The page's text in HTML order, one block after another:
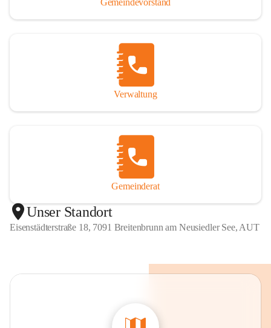
Gemeindevorstand
Verwaltung
Gemeinderat
Unser Standort
Eisenstädterstraße 18, 7091 Breitenbrunn am Neusiedler See, AUT